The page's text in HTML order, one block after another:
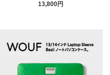
13,800円